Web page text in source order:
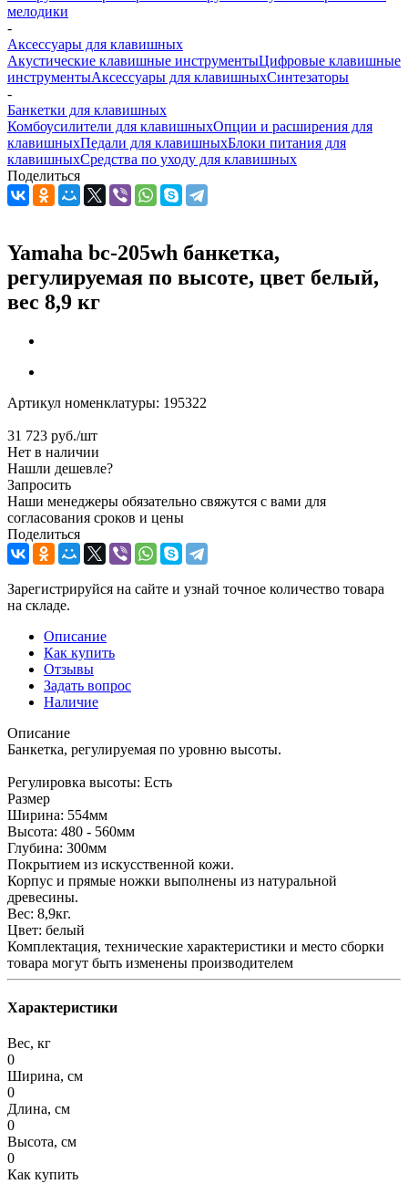
мелодики
-
Аксессуары для клавишных
Акустические клавишные инструментыЦифровые клавишные
инструментыАксессуары для клавишныхСинтезаторы
-
Банкетки для клавишных
Комбоусилители для клавишныхОпции и расширения для
клавишныхПедали для клавишныхБлоки питания для
клавишныхСредства по уходу для клавишных
Поделиться
Yamaha bc-205wh банкетка,
регулируемая по высоте, цвет белый,
вес 8,9 кг
Артикул номенклатуры: 195322
31 723 руб./шт
Нет в наличии
Нашли дешевле?
Запросить
Наши менеджеры обязательно свяжутся с вами для
согласования сроков и цены
Поделиться
Зарегистрируйся на сайте и узнай точное количество товара
на складе.
Описание
Как купить
Отзывы
Задать вопрос
Наличие
Описание
Банкетка, регулируемая по уровню высоты.
Регулировка высоты: Есть
Размер
Ширина: 554мм
Высота: 480 - 560мм
Глубина: 300мм
Покрытием из искусственной кожи.
Корпус и прямые ножки выполнены из натуральной
древесины.
Вес: 8,9кг.
Цвет: белый
Комплектация, технические характеристики и место сборки
товара могут быть изменены производителем
Характеристики
Вес, кг
0
Ширина, см
0
Длина, см
0
Высота, см
0
Как купить